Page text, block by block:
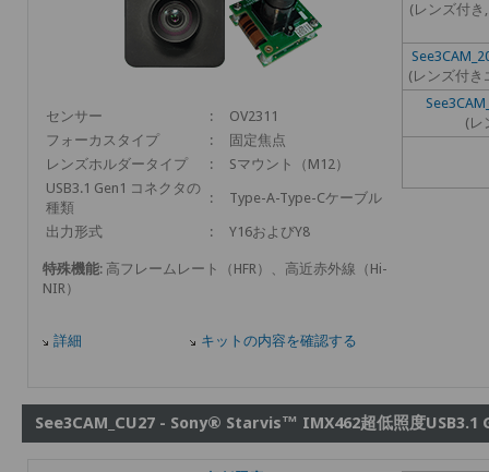
センサー :
OV2311
フォーカスタイプ
:
固定焦点
レンズホルダータイプ
:
Sマウント（M12）
USB3.1 Gen1 コネクタの
種類
: Type-A-Type-Cケーブル
出力形式 : Y16およびY8
特殊機能: 高フレームレート（HFR）、高近赤外線（Hi-
NIR）
詳細 キットの内容を確認する
(レンズ付
(レンズ付き
(レ
See3CAM_CU27 - Sony® Starvis™ IMX462超低照度USB3.1